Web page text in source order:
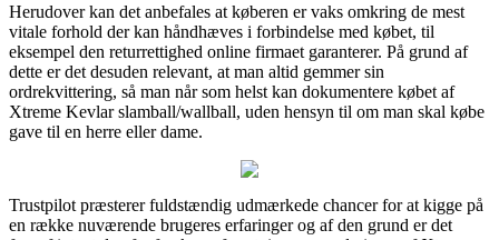
Herudover kan det anbefales at køberen er vaks omkring de mest
vitale forhold der kan håndhæves i forbindelse med købet, til
eksempel den returrettighed online firmaet garanterer. På grund af
dette er det desuden relevant, at man altid gemmer sin
ordrekvittering, så man når som helst kan dokumentere købet af
Xtreme Kevlar slamball/wallball, uden hensyn til om man skal købe
gave til en herre eller dame.
Trustpilot præsterer fuldstændig udmærkede chancer for at kigge på
en række nuværende brugeres erfaringer og af den grund er det